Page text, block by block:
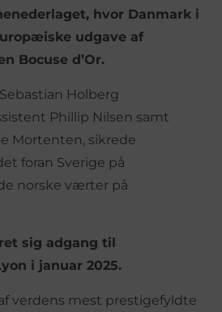
hvor Danmark i
udgave af
Bocuse d’Or.
Holberg
Phillip Nilsen samt
Mortenten, sikrede
foran Sverige på
norske værter på
sig adgang til
i januar 2025.
verdens mest prestigefyldte